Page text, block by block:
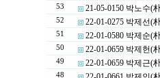
53 21-05-0150 박노수(
52 22-01-0275 박제선(
51 22-01-0580 박제순(
50 22-01-0659 박제헌(
49 22-01-0659 박제근(
48